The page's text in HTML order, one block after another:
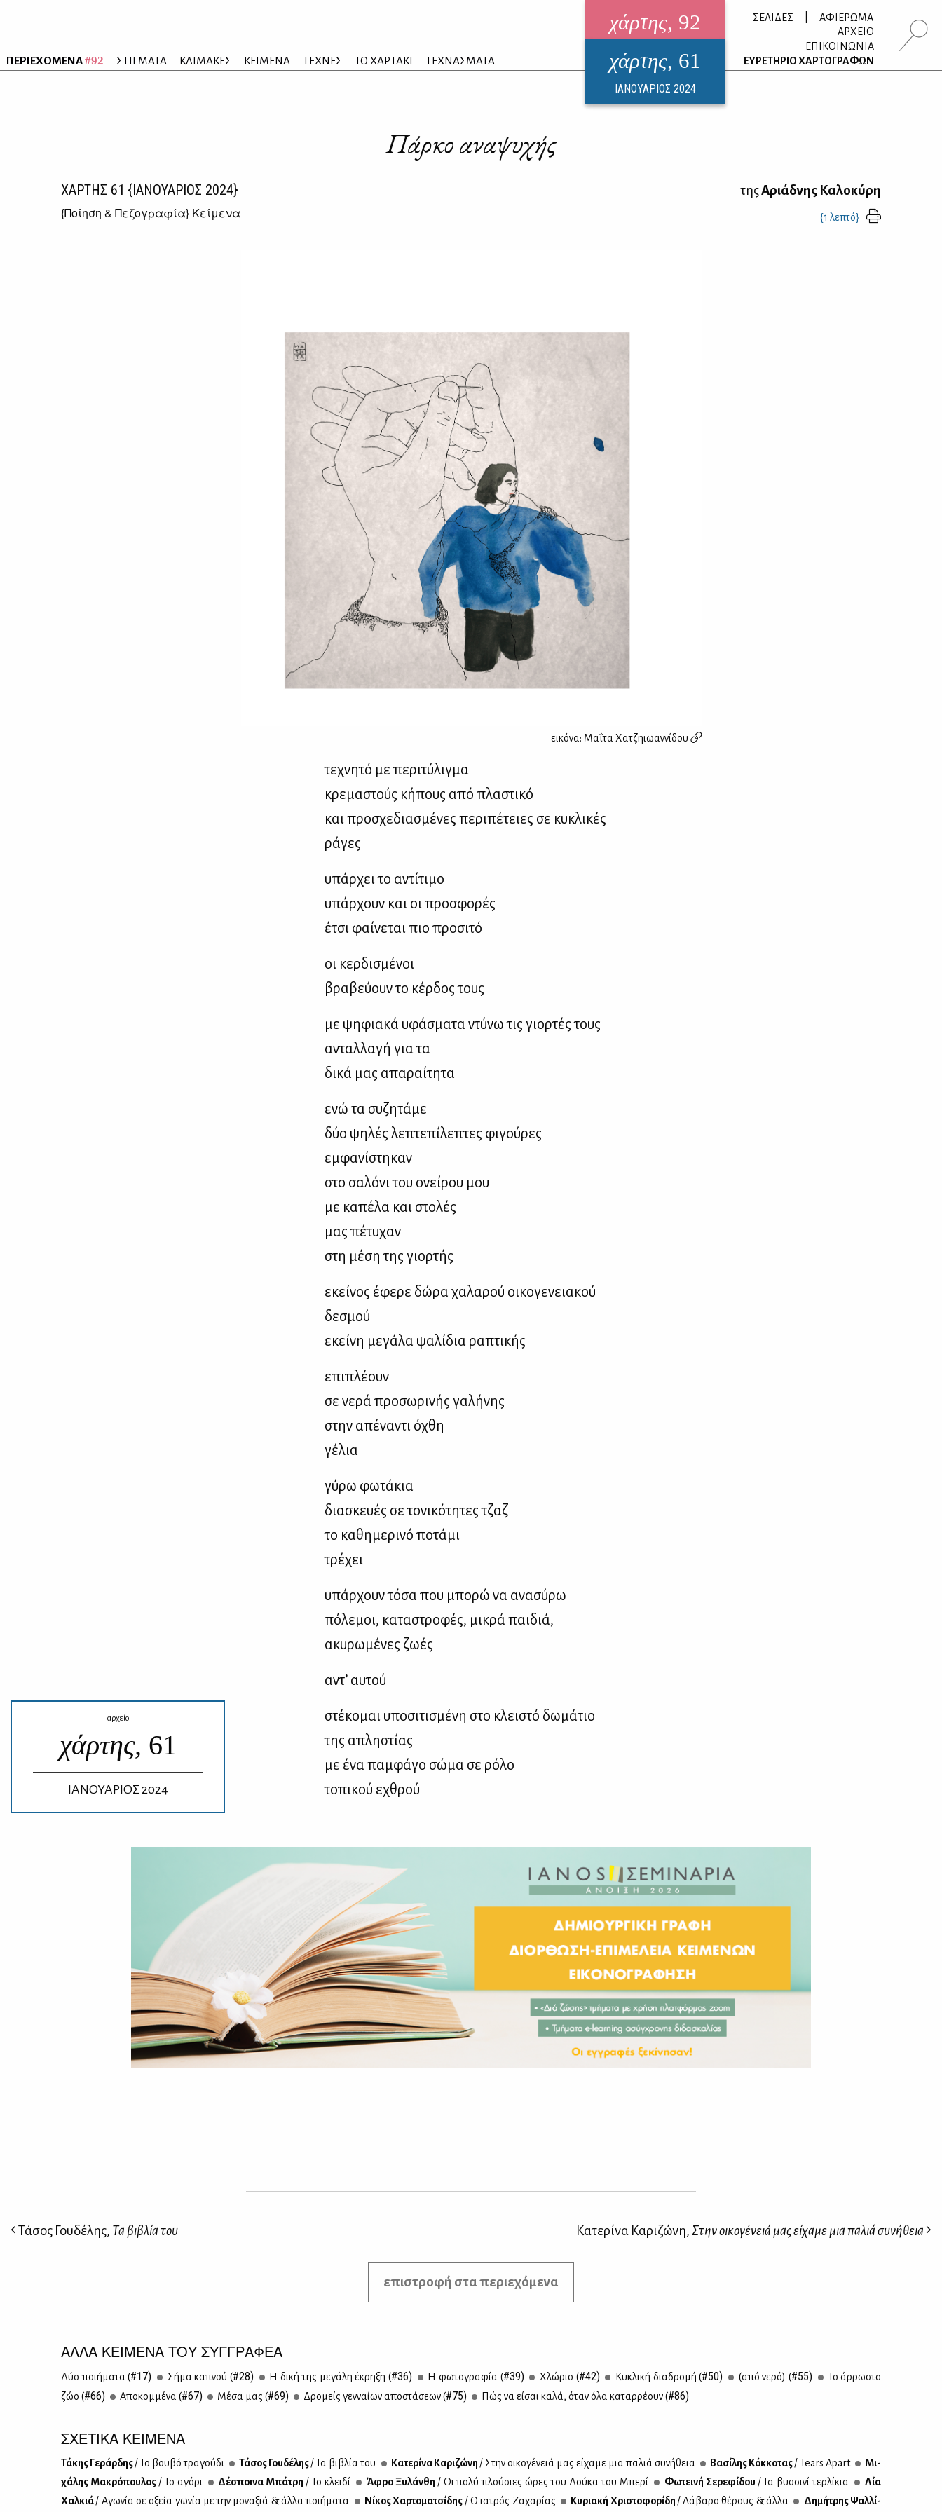
ΠΕΡΙΕΧΟΜΕΝΑ#92 ΣΤΙΓΜΑΤΑ ΚΛΙΜΑΚΕΣ ΚΕΙΜΕΝΑ ΤΕΧΝΕΣ ΤΟ ΧΑΡΤΑΚΙ ΤΕΧΝΑΣΜΑΤΑ
χάρτης, 92
ηλεκτρονικό περιοδικό
ΑΥΓΟΥΣΤΟΣ 2026
χάρτης, 61
ΙΑΝΟΥΑΡΙΟΣ 2024
ΣΕΛΙΔΕΣ
ΑΦΙΕΡΩΜΑ
ΑΡΧΕΙΟ
ΕΠΙΚΟΙΝΩΝΙΑ
ΕΥΡΕΤΗΡΙΟ ΧΑΡΤΟΓΡΑΦΩΝ
Πάρκο αναψυχής
ΧΑΡΤΗΣ 61 {ΙΑΝΟΥΑΡΙΟΣ 2024}
{Ποίηση & Πεζογραφία} Κείμενα
τηςΑριάδνης Καλοκύρη
{1 λεπτό}
αρχείο
χάρτης, 61
ΙΑΝΟΥΑΡΙΟΣ 2024
εικόνα: Μαΐτα Χατζηιωαννίδου
τεχνητό με περιτύλιγμα
κρεμαστούς κήπους από πλαστικό
και προσχεδιασμένες περιπέτειες σε κυκλικές
ράγες
υπάρχει το αντίτιμο
υπάρχουν και οι προσφορές
έτσι φαίνεται πιο προσιτό
οι κερδισμένοι
βραβεύουν το κέρδος τους
με ψηφιακά υφάσματα ντύνω τις γιορτές τους
ανταλλαγή για τα
δικά μας απαραίτητα
ενώ τα συζητάμε
δύο ψηλές λεπτεπίλεπτες φιγούρες
εμφανίστηκαν
στο σαλόνι του ονείρου μου
με καπέλα και στολές
μας πέτυχαν
στη μέση της γιορτής
εκείνος έφερε δώρα χαλαρού οικογενειακού
δεσμού
εκείνη μεγάλα ψαλίδια ραπτικής
επιπλέουν
σε νερά προσωρινής γαλήνης
στην απέναντι όχθη
γέλια
γύρω φωτάκια
διασκευές σε τονικότητες τζαζ
το καθημερινό ποτάμι
τρέχει
υπάρχουν τόσα που μπορώ να ανασύρω
πόλεμοι, καταστροφές, μικρά παιδιά,
ακυρωμένες ζωές
αντ’ αυτού
στέκομαι υποσιτισμένη στο κλειστό δωμάτιο
της απληστίας
με ένα παμφάγο σώμα σε ρόλο
τοπικού εχθρού
Τάσος Γουδέλης, Τα βιβλία του Κατερίνα Καριζώνη,Στην οικογένειά μας είχαμε μια παλιά συνήθεια
επιστροφή στα περιεχόμενα
ΑΛΛΑ ΚΕΙΜΕΝΑ ΤΟΥ ΣΥΓΓΡΑΦΕΑ
Δύο ποι­ή­μα­τα (#17) Σή­μα κα­πνού (#28) Η δι­κή της με­γά­λη έκρη­ξη (#36) Η φω­το­γρα­φία (#39) Χλώ­ριο (#42) Κυ­κλι­κή δια­δρο­μή (#50) (από νε­ρό) (#55)
Το άρ­ρω­στο
ζώο (#66) Απο­κομ­μέ­να (#67) Μέ­σα μας (#69) Δρο­μείς γεν­ναί­ων απο­στά­σε­ων (#75) Πώς να εί­σαι κα­λά, όταν όλα κα­ταρ­ρέ­ουν (#86)
ΣΧΕΤΙΚΑ ΚΕΙΜΕΝΑ
Τά­κης Γε­ράρ­δης/ Το βου­βό τρα­γού­δι Τά­σος Γου­δέ­λης/ Τα βι­βλία του Κα­τε­ρί­να Κα­ρι­ζώ­νη / Στην οι­κο­γέ­νειά μας εί­χα­με μια πα­λιά συ­νή­θεια Βα­σί­λης Κόκ­κο­τας/ Tears Apart
Μι­
χά­λης Μα­κρό­που­λος / Το αγό­ρι Δέ­σποι­να Μπά­τρη / Το κλει­δί Άφρο Ξυ­λάν­θη / Οι πο­λύ πλού­σιες ώρες του Δού­κα του Μπε­ρί Φω­τει­νή Σε­ρε­φί­δου / Τα βυσ­σι­νί τερ­λί­κια
Λία
Χαλ­κιά/ Αγω­νία σε οξεία γω­νία με την μο­να­ξιά & άλ­λα ποι­ή­μα­τα Νί­κος Χαρ­το­μα­τσί­δης / Ο ια­τρός Ζα­χα­ρί­ας Κυ­ρια­κή Χρι­στο­φο­ρί­δη / Λά­βα­ρο θέ­ρους & άλ­λα Δη­μή­τρης Ψαλ­λί­